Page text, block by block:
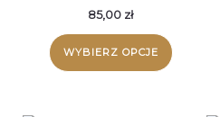
85,00 zł
WYBIERZ OPCJE